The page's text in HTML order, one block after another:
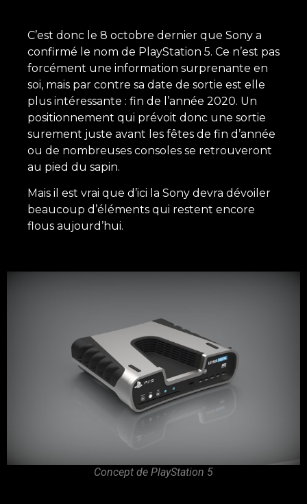
C’est donc le 8 octobre dernier que Sony a
confirmé le nom de PlayStation 5. Ce n’est pas
forcément une information surprenante en
soi, mais par contre sa date de sortie est elle
plus intéressante : fin de l’année 2020. Un
positionnement qui prévoit donc une sortie
surement juste avant les fêtes de fin d’année
ou de nombreuses consoles se retrouveront
au pied du sapin.
Mais il est vrai que d’ici la Sony devra dévoiler
beaucoup d’éléments qui restent encore
flous aujourd’hui.
Concept de PlayStation 5